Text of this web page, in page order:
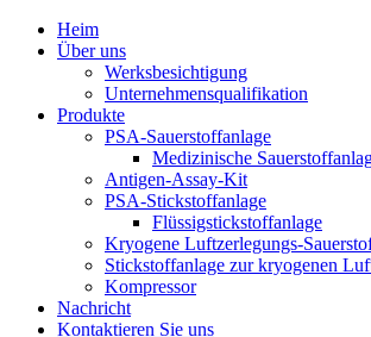
Heim
Über uns
Werksbesichtigung
Unternehmensqualifikation
Produkte
PSA-Sauerstoffanlage
Medizinische
Antigen-Assay-Kit
PSA-Stickstoffanlage
Flüssigstickstoffanlage
Kryogene Luftzerlegungs-
Stickstoffanlage zur kryogenen
Kompressor
Nachricht
Kontaktieren Sie uns